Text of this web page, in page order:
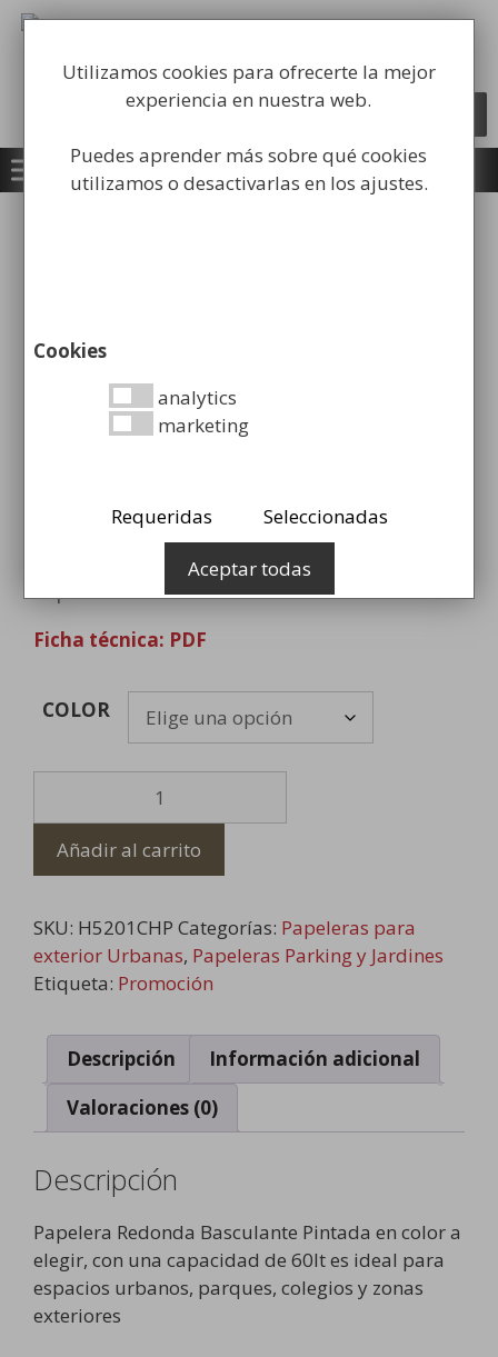
Saltar
contenido
equipamiento para la higiene industrial
Búsqueda
Papelera Redonda
Basculante Pintada
Papelera cilíndrica perforada para suelo
con cuerpo basculante de 60lt de
Ficha técnica: PDF
COLOR
Basculante
Añadir al carrito
SKU: H5201CHP Categorías: Papeleras para
exterior Urbanas, Papeleras Parking y Jardines
Etiqueta: Promoción
Descripción
Información adicional
Valoraciones (0)
Descripción
Papelera Redonda Basculante Pintada en color a
elegir, con una capacidad de 60lt es ideal para
espacios urbanos, parques, colegios y zonas
exteriores
Utilizamos cookies para ofrecerte la mejor
experiencia en nuestra web.
Puedes aprender más sobre qué cookies
utilizamos o desactivarlas en los ajustes.
Cookies
analytics
marketing
Requeridas Seleccionadas
Aceptar todas